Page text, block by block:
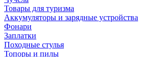
Товары для туризма
Аккумуляторы и зарядные устройства
Фонари
Заплатки
Походные стулья
Топоры и пилы